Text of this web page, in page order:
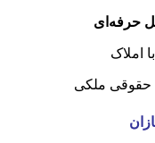
حرفه‌ای
املاک
حقوقی ملکی